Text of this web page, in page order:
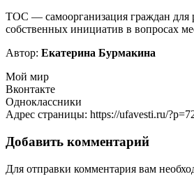
ТОС — самоорганизация граждан для
собственных инициатив в вопросах
Автор: Екатерина Бурмакина
Мой мир
Вконтакте
Одноклассники
Адрес страницы: https://ufavesti.ru/
Добавить комментарий
Для отправки комментария вам